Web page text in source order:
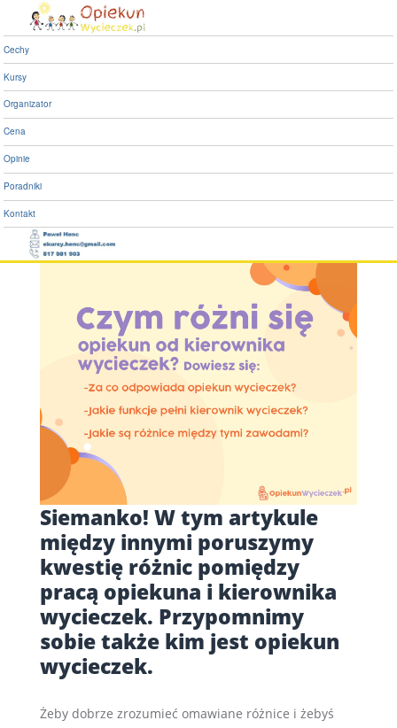
Cechy
Kursy
Organizator
Cena
Opinie
Poradniki
Kontakt
Różnice pomiędzy opiekunem, a
kierownikiem wycieczek.
Różnice pomiędzy
kierownikiem
wycieczek.
Siemanko! W tym artykule
między innymi poruszymy
kwestię różnic pomiędzy
pracą opiekuna i kierownika
wycieczek. Przypomnimy
sobie także kim jest opiekun
wycieczek.
Żeby dobrze zrozumieć omawiane różnice i żebyś